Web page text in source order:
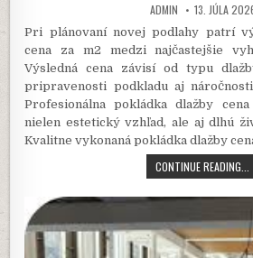
AUTHOR:
ADMIN PUBLISHED
DATE:
13. JÚLA
Pri plánovaní novej podlahy patrí
cena za m2 medzi najčastejšie
Výsledná cena závisí od typu
pripravenosti podkladu aj
Profesionálna pokládka dlažby
nielen estetický vzhľad, ale aj dlhú
Kvalitne vykonaná pokládka dlažby
CONTINUE READING...